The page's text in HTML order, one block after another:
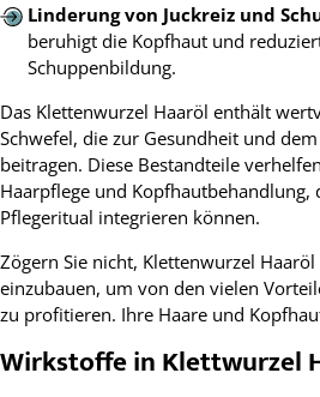
Linderung von Juckreiz und
beruhigt die Kopfhaut und
Schuppenbildung.
Das Klettenwurzel Haaröl enthält
Schwefel, die zur Gesundheit und
beitragen. Diese Bestandteile
Haarpflege und Kopfhautbehandlung,
Pflegeritual integrieren können.
Zögern Sie nicht, Klettenwurzel
einzubauen, um von den vielen
zu profitieren. Ihre Haare und
Wirkstoffe in Klettwurzel